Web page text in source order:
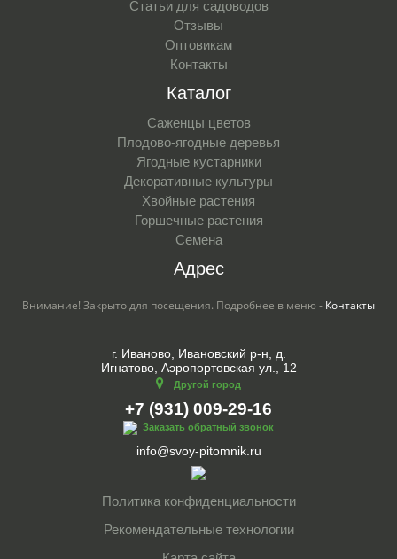
Статьи для садоводов
Отзывы
Оптовикам
Контакты
Каталог
Саженцы цветов
Плодово-ягодные деревья
Ягодные кустарники
Декоративные культуры
Хвойные растения
Горшечные растения
Семена
Адрес
Внимание! Закрыто для посещения. Подробнее в меню - Контакты
г. Иваново, Ивановский р-н, д.
Игнатово, Аэропортовская ул., 12
Другой город
+7 (931) 009-29-16
Заказать обратный звонок
info@svoy-pitomnik.ru
Политика конфиденциальности
Рекомендательные технологии